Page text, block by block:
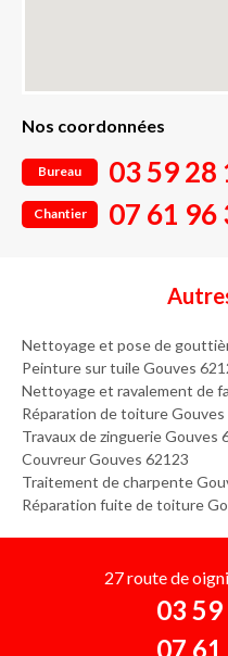
Nos coordonnées
Bureau 03 59 28
Chantier 07 61 96
Nettoyage et pose de
Peinture sur tuile Gouves
Nettoyage et ravalement de
Réparation de toiture Gouves
Travaux de zinguerie Gouves
Couvreur Gouves 62123
Traitement de charpente
Réparation fuite de toiture
27 route de
03
07